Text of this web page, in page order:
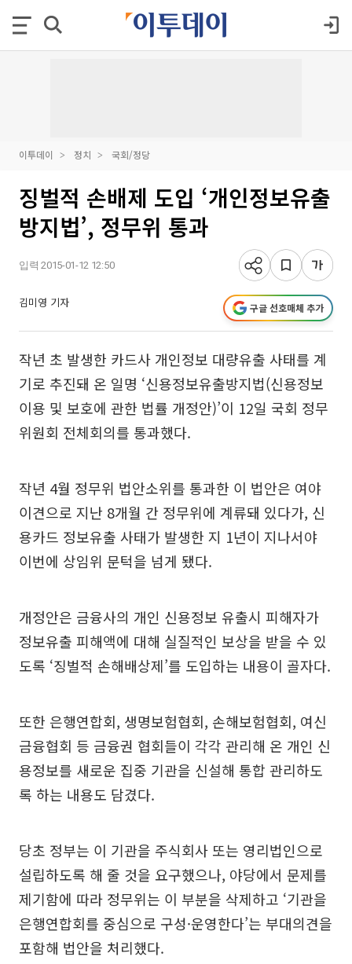
이투데이 정치 국회/정당
징벌적 손배제 도입 ‘개인정보유출
방지법’, 정무위 통과
입력 2015-01-12 12:50
김미영 기자 구글 선호매체 추가
작년 초 발생한 카드사 개인정보 대량유출 사태를 계
기로 추진돼 온 일명 ‘신용정보유출방지법(신용정보
이용 및 보호에 관한 법률 개정안)’이 12일 국회 정무
위원회 전체회의를 통과했다.
작년 4월 정무위 법안소위를 통과한 이 법안은 여야
이견으로 지난 8개월 간 정무위에 계류돼 있다가, 신
용카드 정보유출 사태가 발생한 지 1년이 지나서야
이번에 상임위 문턱을 넘게 됐다.
개정안은 금융사의 개인 신용정보 유출시 피해자가
정보유출 피해액에 대해 실질적인 보상을 받을 수 있
도록 ‘징벌적 손해배상제’를 도입하는 내용이 골자다.
또한 은행연합회, 생명보험협회, 손해보험협회, 여신
금융협회 등 금융권 협회들이 각각 관리해 온 개인 신
용정보를 새로운 집중 기관을 신설해 통합 관리하도
록 하는 내용도 담겼다.
당초 정부는 이 기관을 주식회사 또는 영리법인으로
설립하도록 해 줄 것을 요구했으나, 야당에서 문제를
제기함에 따라 정무위는 이 부분을 삭제하고 ‘기관을
은행연합회를 중심으로 구성·운영한다’는 부대의견을
포함해 법안을 처리했다.